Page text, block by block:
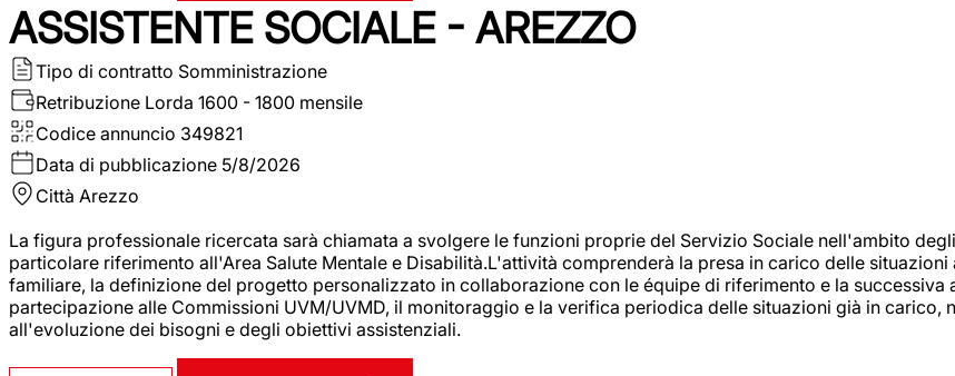
ASSISTENTE SOCIALE - AREZZO
Tipo di contratto Somministrazione
Retribuzione Lorda 1600 - 1800 mensile
Codice annuncio 349821
Data di pubblicazione 5/8/2026
Città Arezzo
La figura professionale ricercata sarà chiamata a svolgere le funzioni proprie del Servizio Sociale nell'ambito
particolare riferimento all'Area Salute Mentale e Disabilità.L'attività comprenderà la presa in carico delle
familiare, la definizione del progetto personalizzato in collaborazione con le équipe di riferimento e la
partecipazione alle Commissioni UVM/UVMD, il monitoraggio e la verifica periodica delle situazioni già in
all'evoluzione dei bisogni e degli obiettivi assistenziali.